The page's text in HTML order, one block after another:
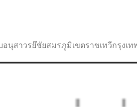
นุสาวรย๊ชัยสมรภูมิเขตราชเทวีกรุงเ